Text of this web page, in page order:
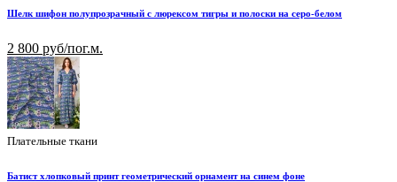
Шелк шифон полупрозрачный с люрексом тигры и полоски на серо-белом
2 800 руб/пог.м.
Плательные ткани
Батист хлопковый принт геометрический орнамент на синем фоне